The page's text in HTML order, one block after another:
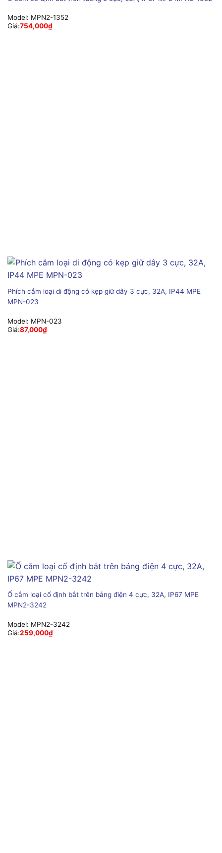
Model: MPN2-1352
Giá:754,000₫
Phích cắm loại di động có kẹp giữ dây 3 cực, 32A, IP44 MPE
MPN-023
Model: MPN-023
Giá:87,000₫
Ổ cắm loại cố định bắt trên bảng điện 4 cực, 32A, IP67 MPE
MPN2-3242
Model: MPN2-3242
Giá:259,000₫